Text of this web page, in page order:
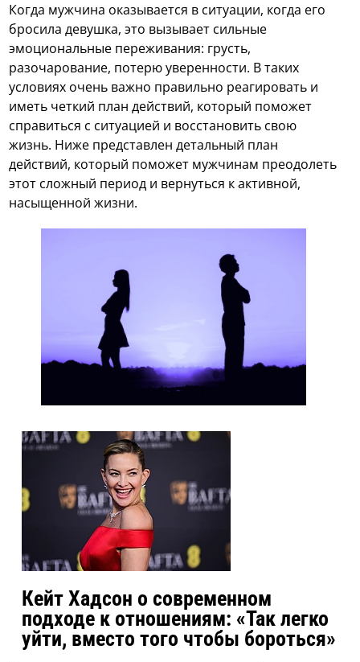
Когда мужчина оказывается в ситуации, когда его
бросила девушка, это вызывает сильные
эмоциональные переживания: грусть,
разочарование, потерю уверенности. В таких
условиях очень важно правильно реагировать и
иметь четкий план действий, который поможет
справиться с ситуацией и восстановить свою
жизнь. Ниже представлен детальный план
действий, который поможет мужчинам преодолеть
этот сложный период и вернуться к активной,
насыщенной жизни.
Кейт Хадсон о современном
подходе к отношениям: «Так легко
уйти, вместо того чтобы бороться»